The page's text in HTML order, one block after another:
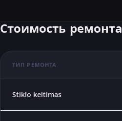
Стоимость ремонта
ТИП РЕМОНТА
Stiklo keitimas